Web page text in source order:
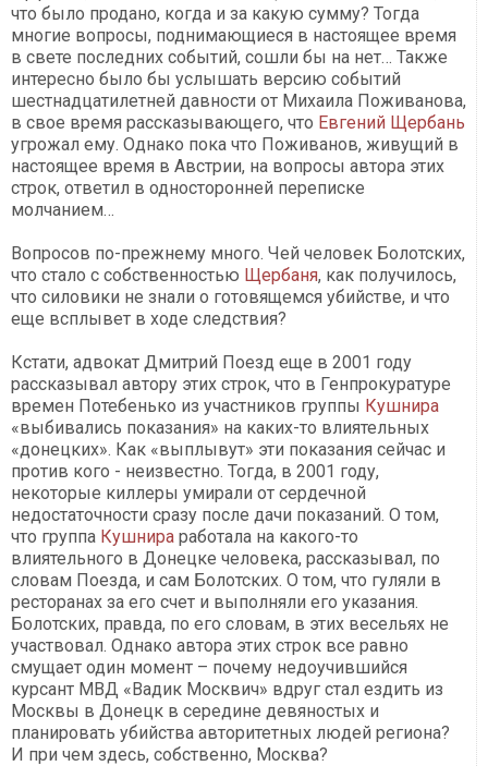
что было продано, когда и за какую сумму? Тогда
многие вопросы, поднимающиеся в настоящее время
в свете последних событий, сошли бы на нет… Также
интересно было бы услышать версию событий
шестнадцатилетней давности от Михаила Поживанова,
в свое время рассказывающего, что Евгений Щербань
угрожал ему. Однако пока что Поживанов, живущий в
настоящее время в Австрии, на вопросы автора этих
строк, ответил в односторонней переписке
молчанием…
Вопросов по-прежнему много. Чей человек Болотских,
что стало с собственностью Щербаня, как получилось,
что силовики не знали о готовящемся убийстве, и что
еще всплывет в ходе следствия?
Кстати, адвокат Дмитрий Поезд еще в 2001 году
рассказывал автору этих строк, что в Генпрокуратуре
времен Потебенько из участников группы Кушнира
«выбивались показания» на каких-то влиятельных
«донецких». Как «выплывут» эти показания сейчас и
против кого - неизвестно. Тогда, в 2001 году,
некоторые киллеры умирали от сердечной
недостаточности сразу после дачи показаний. О том,
что группа Кушнира работала на какого-то
влиятельного в Донецке человека, рассказывал, по
словам Поезда, и сам Болотских. О том, что гуляли в
ресторанах за его счет и выполняли его указания.
Болотских, правда, по его словам, в этих весельях не
участвовал. Однако автора этих строк все равно
смущает один момент – почему недоучившийся
курсант МВД «Вадик Москвич» вдруг стал ездить из
Москвы в Донецк в середине девяностых и
планировать убийства авторитетных людей региона?
И при чем здесь, собственно, Москва?